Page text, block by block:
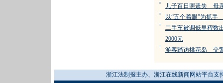
= 儿子百日照遗失 母
= 以“五个着眼”为抓手
=
二手车被调低里程
2000元
= 游客踏访桃花岛 交
浙江法制报主办、浙江在线新闻网站平台